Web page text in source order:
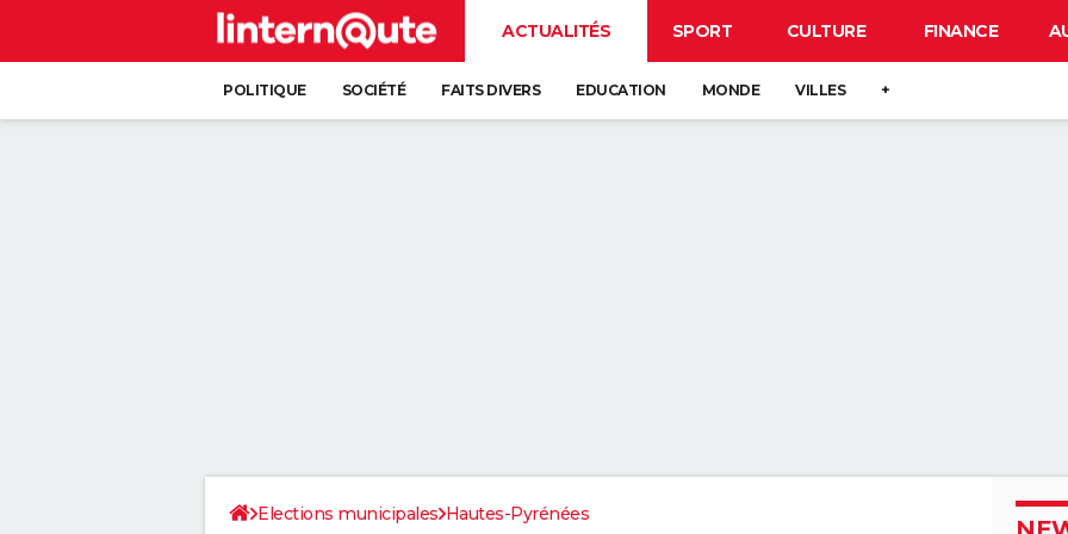
ACTUALITÉS SPORT CULTURE FINANCE
POLITIQUE SOCIÉTÉ FAITS DIVERS EDUCATION MONDE VILLES +
Elections municipales Hautes-Pyrénées